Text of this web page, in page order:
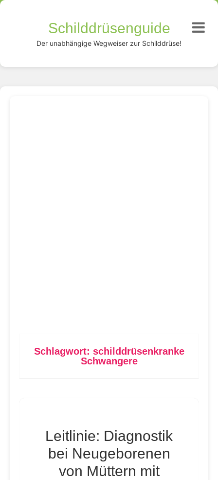
Schilddrüsenguide
Der unabhängige Wegweiser zur Schilddrüse!
Schlagwort: schilddrüsenkranke
Schwangere
Leitlinie: Diagnostik
bei Neugeborenen
von Müttern mit